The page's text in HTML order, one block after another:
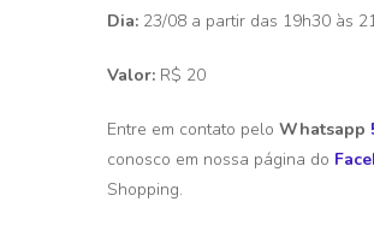
Dia: 23/08 a partir das 19h30 às
Valor: R$ 20
Entre em contato pelo Whatsapp
conosco em nossa página do
Shopping.